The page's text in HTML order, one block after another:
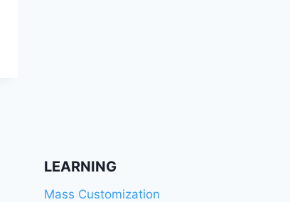
LEARNING
Mass Customization